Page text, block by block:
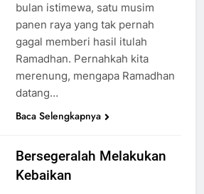
bulan istimewa, satu musim
panen raya yang tak pernah
gagal memberi hasil itulah
Ramadhan. Pernahkah kita
merenung, mengapa Ramadhan
datang…
Baca Selengkapnya
Bersegeralah Melakukan
Kebaikan